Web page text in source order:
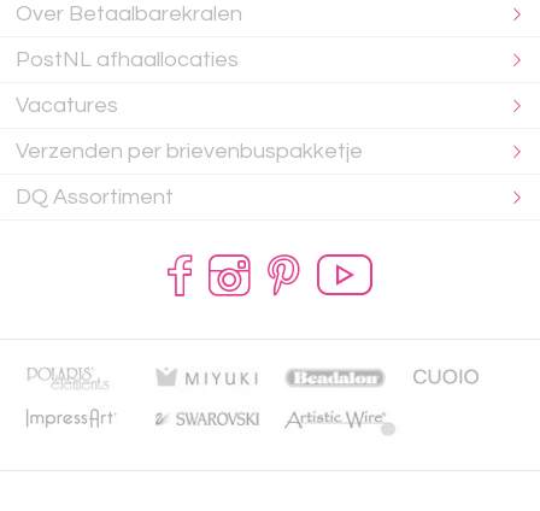
Over Betaalbarekralen
PostNL afhaallocaties
Vacatures
Verzenden per brievenbuspakketje
DQ Assortiment